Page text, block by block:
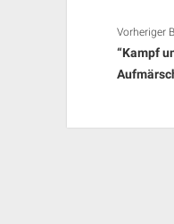
Vorheriger
“Kampf